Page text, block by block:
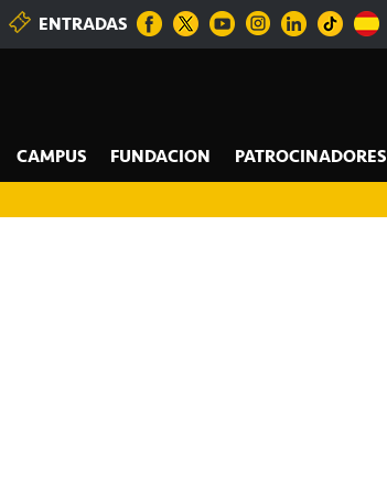
ENTRADAS
CAMPUS FUNDACION PATROCINADORES